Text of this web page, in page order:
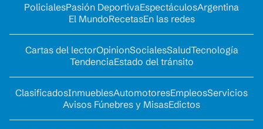
PolicialesPasión DeportivaEspectáculosArgentina
El MundoRecetasEn las redes
Cartas del lectorOpinionSocialesSaludTecnología
TendenciaEstado del tránsito
ClasificadosInmueblesAutomotoresEmpleosServicios
Avisos Fúnebres y MisasEdictos